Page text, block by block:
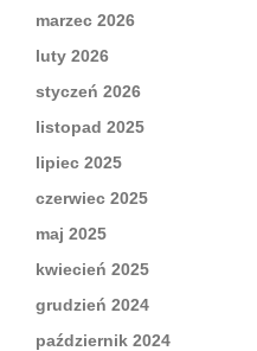
marzec 2026
luty 2026
styczeń 2026
listopad 2025
lipiec 2025
czerwiec 2025
maj 2025
kwiecień 2025
grudzień 2024
październik 2024